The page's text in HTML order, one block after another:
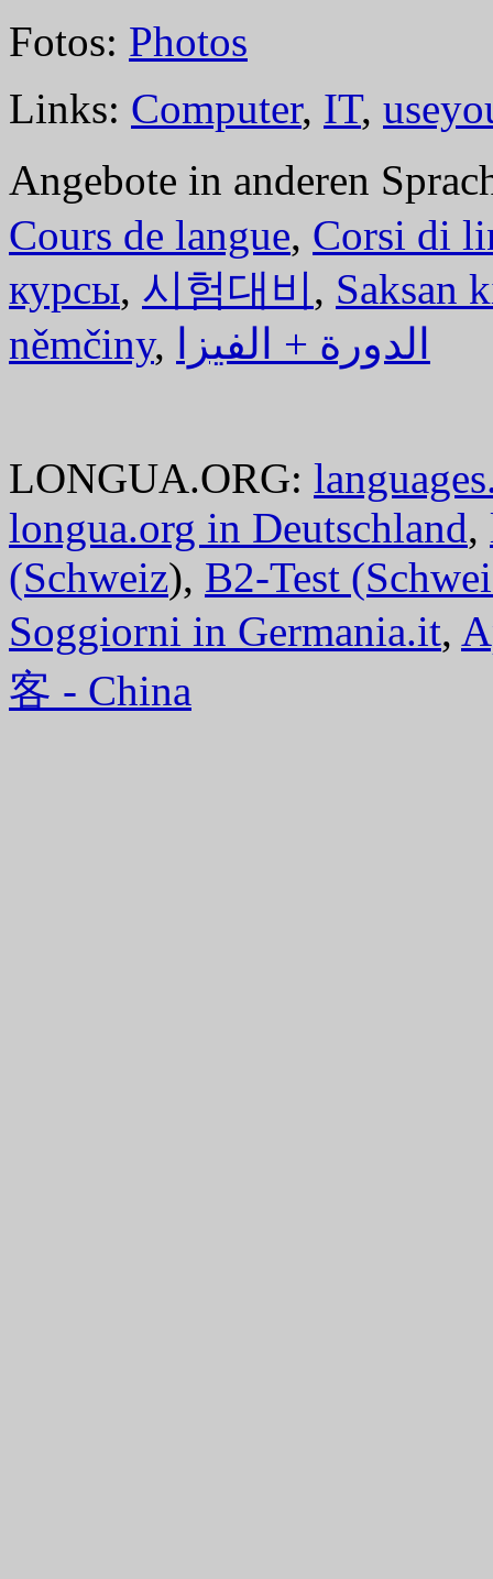
Fotos: Photos
Links: Computer, IT,
Angebote in anderen
Cours de langue, Corsi di
курсы, 시험대비, Saksan
němčiny, الدورة + الفيزا
LONGUA.ORG:
longua.org in Deutschland,
(Schweiz), B2-Test
Soggiorni in Germania.it,
客 - China